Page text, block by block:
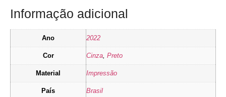
Informação adicional
Ano 2022
Cor Cinza Preto
Material Impressão
País Brasil